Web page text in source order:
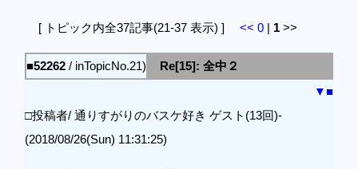
[ トピック内全37記事(21-37 表示) ] << 0 | 1 >>
■52262 / inTopicNo.21)
Re[15]: 全中２
▼■
□投稿者/ 通りすがりのバスケ好き ゲスト(13回)-
(2018/08/26(Sun) 11:31:25)